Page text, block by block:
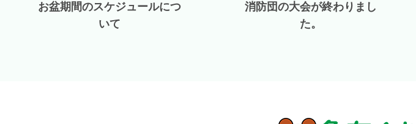
お盆期間のスケジュールにつ
いて
消防団の大会が終わりまし
た。